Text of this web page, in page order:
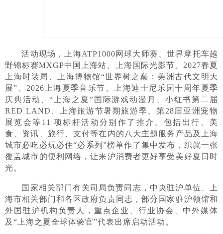
活动现场，上海ATP1000网球大师赛、世界摩托车越
野锦标赛MXGP中国上海站、上海国际光影节、2027春夏
上海时装周、上海博物馆“世界树之巅：美洲古代文明大
展”、2026上海夏季音乐节、上海迪士尼乐园十周年夏季
庆典活动、“上海之夏”国际游戏动漫月、小红书第二届
RED LAND、上海旅游节暑期旅游季、第28届亚洲宠物
展览会等11 项标杆活动分别作了推介。包括出行、美
食、资讯、旅行、支付等在内的八大主题服务产品及上海
城市必吃必玩必住“必系列”榜单作了集中发布，织就一张
覆盖城市的便利网络，让来沪消费者更好享受美好夏日时
光。
国家相关部门有关司局负责同志，中央驻沪单位、上
海市相关部门和各区政府负责同志，部分国家驻沪领馆和
外国驻沪机构负责人，重点企业、行业协会、中外媒体
及“上海之夏全球体验官”代表出席启动活动。